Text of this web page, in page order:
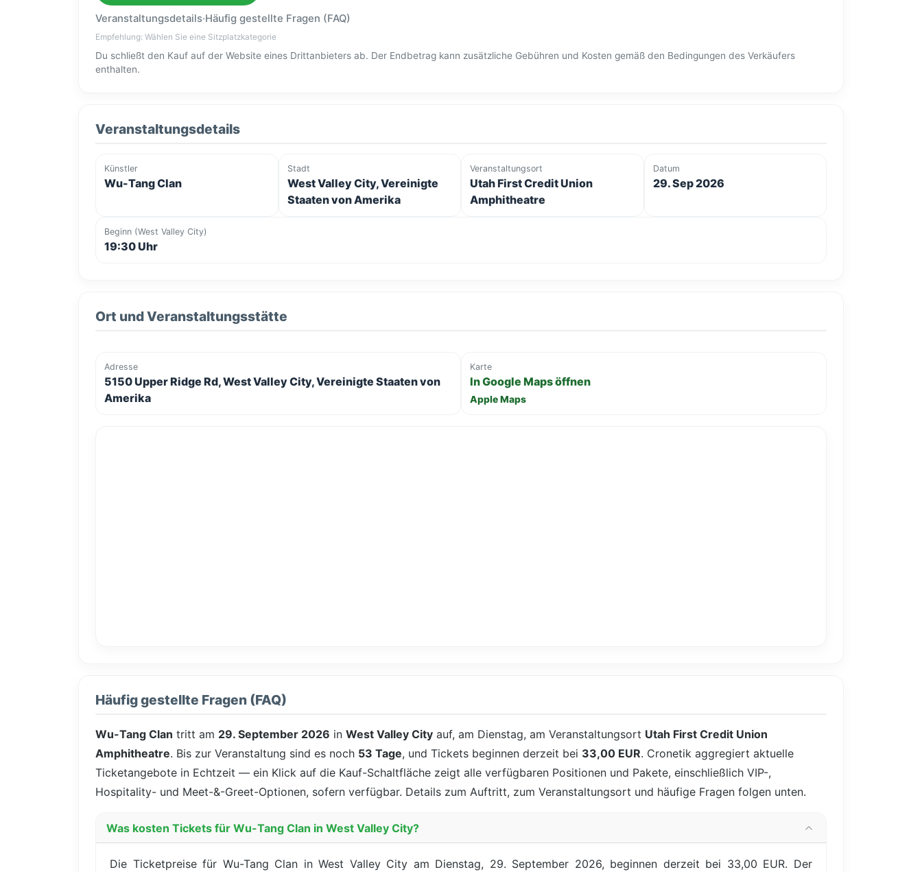
Veranstaltungsdetails·Häufig gestellte Fragen (FAQ)
Empfehlung: Wählen Sie eine Sitzplatzkategorie
Du schließt den Kauf auf der Website eines Drittanbieters ab. Der Endbetrag kann zusätzliche Gebühren und Kosten gemäß den Bedingungen des Verkäufers
enthalten.
Veranstaltungsdetails
Künstler
Wu-Tang Clan
Stadt
West Valley City, Vereinigte
Staaten von Amerika
Veranstaltungsort
Utah First Credit Union
Amphitheatre
Datum
29. Sep 2026
Beginn (West Valley City)
19:30 Uhr
Ort und Veranstaltungsstätte
Adresse
5150 Upper Ridge Rd, West Valley City, Vereinigte Staaten von
Amerika
Karte
In Google Maps öffnen
Apple Maps
Häufig gestellte Fragen (FAQ)
Wu-Tang Clan tritt am 29. September 2026 in West Valley City auf, am Dienstag, am Veranstaltungsort Utah First Credit Union
Amphitheatre. Bis zur Veranstaltung sind es noch 53 Tage, und Tickets beginnen derzeit bei 33,00 EUR. Cronetik aggregiert aktuelle
Ticketangebote in Echtzeit — ein Klick auf die Kauf-Schaltfläche zeigt alle verfügbaren Positionen und Pakete, einschließlich VIP-,
Hospitality- und Meet-&-Greet-Optionen, sofern verfügbar. Details zum Auftritt, zum Veranstaltungsort und häufige Fragen folgen unten.
Was kosten Tickets für Wu-Tang Clan in West Valley City?
Die Ticketpreise für Wu-Tang Clan in West Valley City am Dienstag, 29. September 2026, beginnen derzeit bei 33,00 EUR. Der